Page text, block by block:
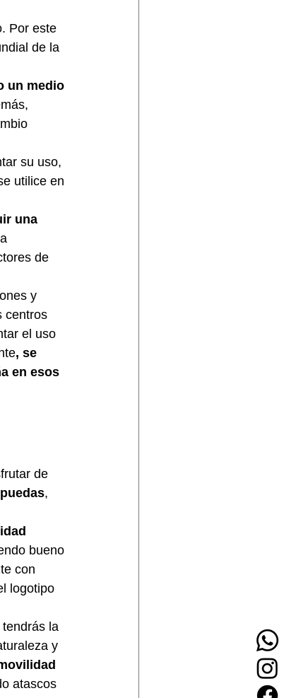
Por este
de la
un medio
su uso,
utilice en
una
de
y
centros
el uso
, se
en esos
de
,
bueno
con
logotipo
la
y
atascos